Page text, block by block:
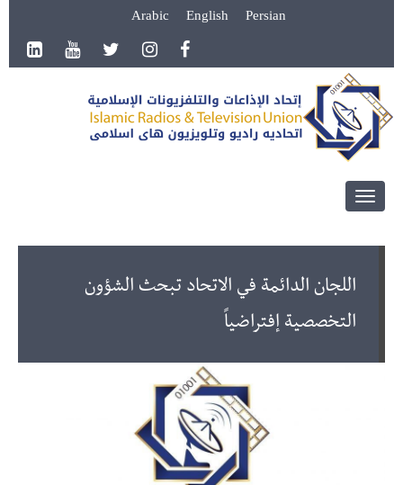
Arabic English Persian
Toggle
اللجان الدائمة في الاتحاد تبحث الشؤون
التخصصية إفتراضياً